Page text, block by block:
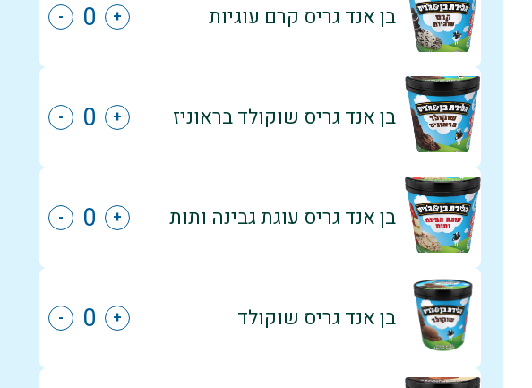
בן אנד גריס קרם עוגיות +
-
בן אנד גריס שוקולד בראוניז +
-
בן אנד גריס עוגת גבינה ותות +
-
בן אנד גריס שוקולד +
-